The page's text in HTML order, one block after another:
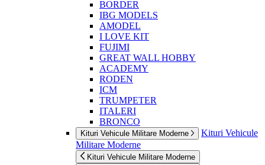
BORDER
IBG MODELS
AMODEL
I LOVE KIT
FUJIMI
GREAT WALL HOBBY
ACADEMY
RODEN
ICM
TRUMPETER
ITALERI
BRONCO
Kituri Vehicule Militare Moderne
Kituri Vehicule
Militare Moderne
Kituri Vehicule Militare Moderne